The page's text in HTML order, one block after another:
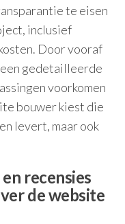
te eisen
inclusief
Door vooraf
een gedetailleerde
voorkomen
bouwer kiest die
levert, maar ook
recensies
de website